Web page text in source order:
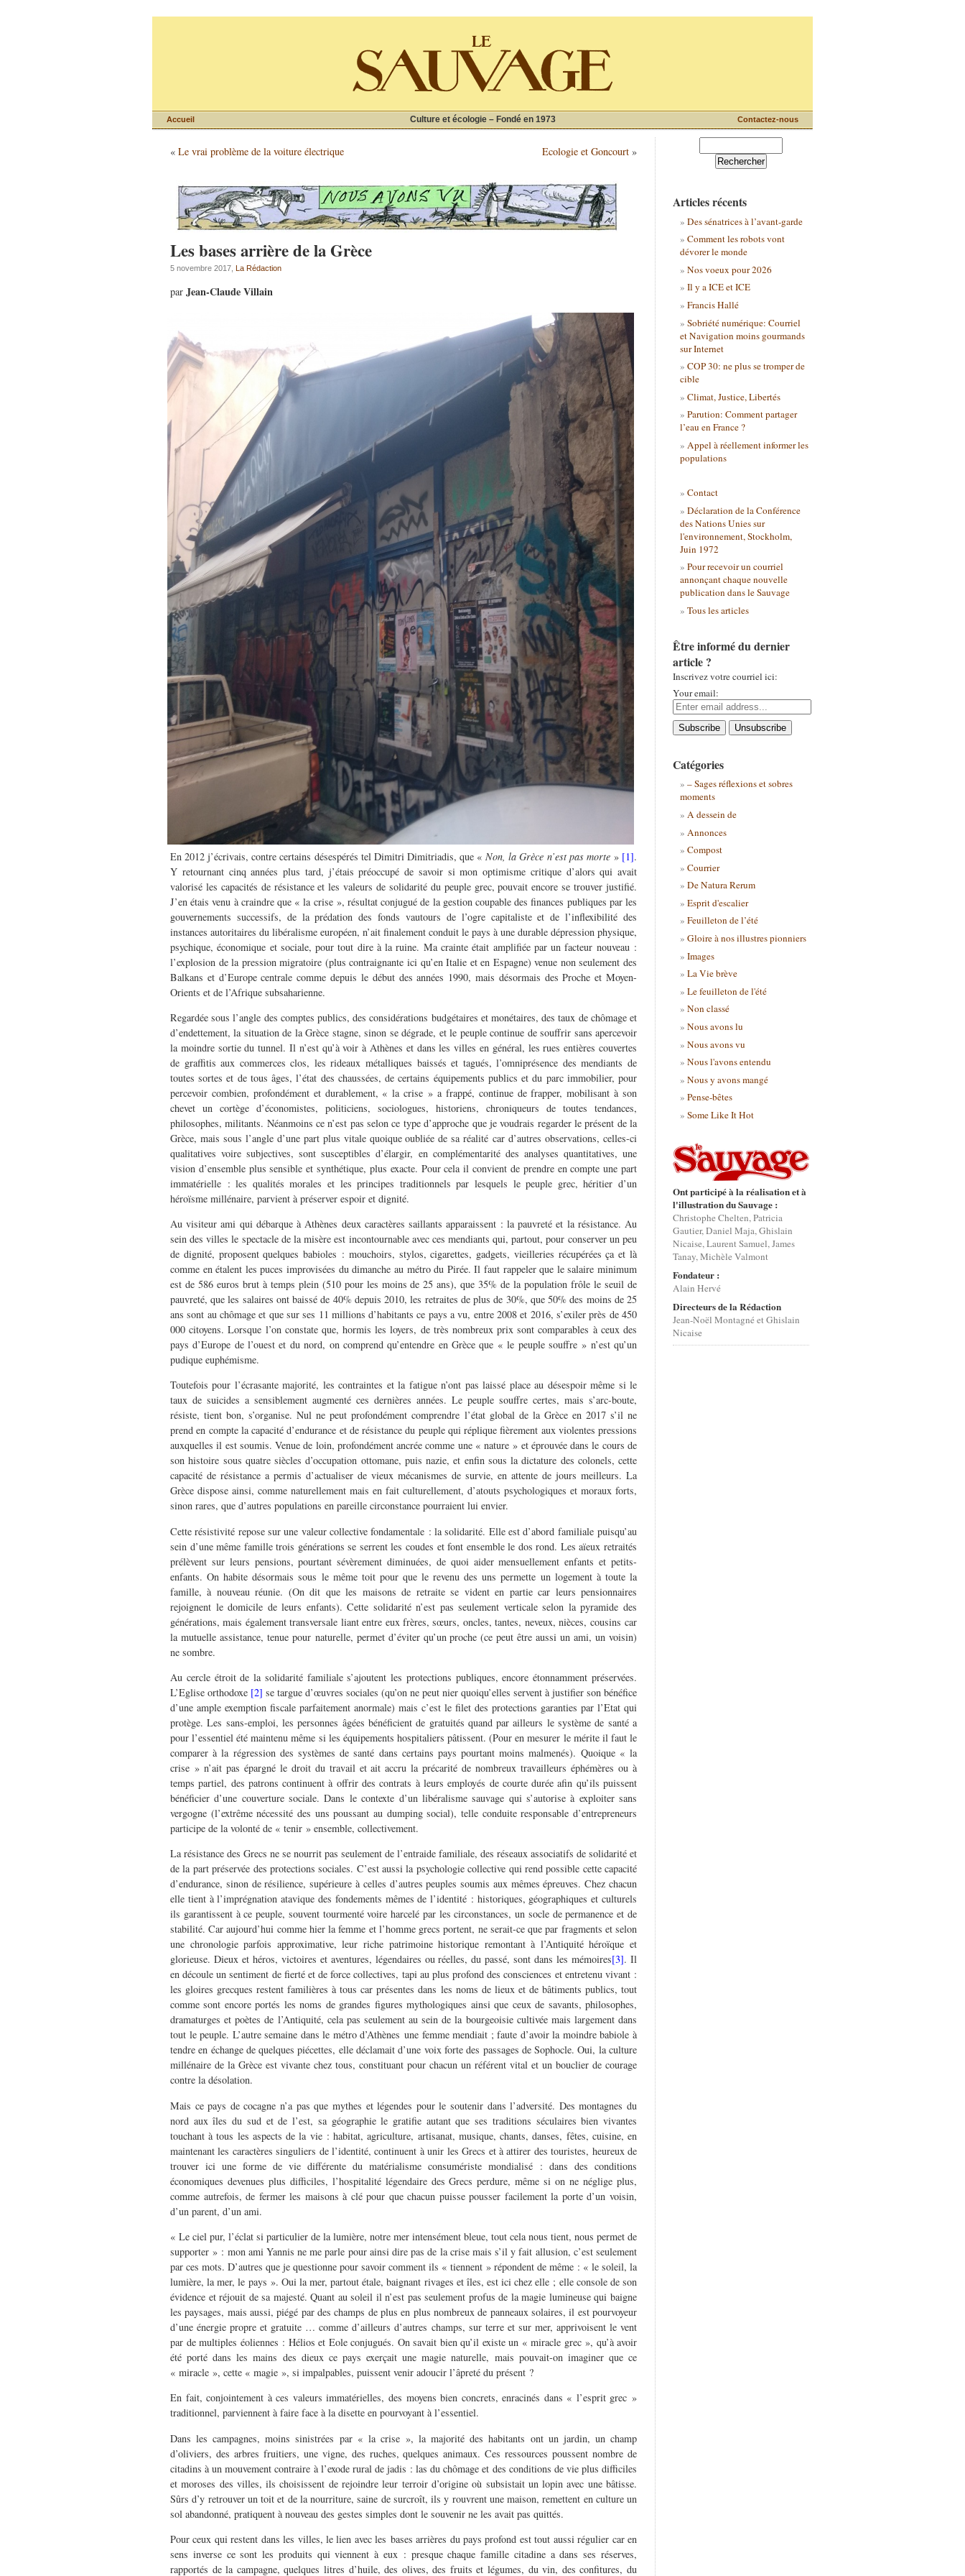
Culture et écologie – Fondé en 1973
Accueil Contactez-nous
« Le vrai problème de la voiture électrique Ecologie et Goncourt »
Les bases arrière de la Grèce
5 novembre 2017, La Rédaction
par Jean-Claude Villain
En 2012 j’écrivais, contre certains désespérés tel Dimitri Dimitriadis, que «Non, la Grèce n’est pas morte » [1].
Y retournant cinq années plus tard, j’étais préoccupé de savoir si mon optimisme critique d’alors qui avait
valorisé les capacités de résistance et les valeurs de solidarité du peuple grec, pouvait encore se trouver justifié.
J’en étais venu à craindre que « la crise », résultat conjugué de la gestion coupable des finances publiques par les
gouvernements successifs, de la prédation des fonds vautours de l’ogre capitaliste et de l’inflexibilité des
instances autoritaires du libéralisme européen, n’ait finalement conduit le pays à une durable dépression physique,
psychique, économique et sociale, pour tout dire à la ruine. Ma crainte était amplifiée par un facteur nouveau :
l’explosion de la pression migratoire (plus contraignante ici qu’en Italie et en Espagne) venue non seulement des
Balkans et d’Europe centrale comme depuis le début des années 1990, mais désormais des Proche et Moyen-
Orients et de l’Afrique subsaharienne.
Regardée sous l’angle des comptes publics, des considérations budgétaires et monétaires, des taux de chômage et
d’endettement, la situation de la Grèce stagne, sinon se dégrade, et le peuple continue de souffrir sans apercevoir
la moindre sortie du tunnel. Il n’est qu’à voir à Athènes et dans les villes en général, les rues entières couvertes
de graffitis aux commerces clos, les rideaux métalliques baissés et tagués,l’omniprésence des mendiants de
toutes sortes et de tous âges, l’état des chaussées, de certains équipements publics et du parc immobilier, pour
percevoir combien, profondément et durablement, « la crise » a frappé, continue de frapper, mobilisant à son
chevet un cortège d’économistes, politiciens, sociologues, historiens, chroniqueurs de toutes tendances,
philosophes, militants. Néanmoins ce n’est pas selon ce type d’approche que je voudrais regarder le présent de la
Grèce, mais sous l’angle d’une part plus vitale quoique oubliée de sa réalité car d’autres observations, celles-ci
qualitatives voire subjectives, sont susceptibles d’élargir, en complémentarité des analyses quantitatives, une
vision d’ensemble plus sensible et synthétique, plus exacte. Pour cela il convient de prendre en compte une part
immatérielle : les qualités morales et les principes traditionnels par lesquels le peuple grec, héritier d’un
héroïsme millénaire, parvient à préserver espoir et dignité.
Au visiteur ami qui débarque à Athènes deux caractères saillants apparaissent : la pauvreté et la résistance. Au
sein des villes le spectacle de la misère est incontournable avec ces mendiants qui, partout, pour conserver un peu
de dignité, proposent quelques babioles : mouchoirs, stylos, cigarettes, gadgets, vieilleries récupérées ça et là
comme en étalent les puces improvisées du dimanche au métro du Pirée. Il faut rappeler que le salaire minimum
est de 586 euros brut à temps plein (510 pour les moins de 25 ans), que 35% de la population frôle le seuil de
pauvreté, que les salaires ont baissé de 40% depuis 2010, les retraites de plus de 30%, que 50% des moins de 25
ans sont au chômage et que sur ses 11 millions d’habitants ce pays a vu, entre 2008 et 2016, s’exiler près de 450
000 citoyens. Lorsque l’on constate que, hormis les loyers, de très nombreux prix sont comparables à ceux des
pays d’Europe de l’ouest et du nord, on comprend qu’entendre en Grèce que « le peuple souffre » n’est qu’un
pudique euphémisme.
Toutefois pour l’écrasante majorité, les contraintes et la fatigue n’ont pas laissé place au désespoir même si le
taux de suicides a sensiblement augmenté ces dernières années. Le peuple souffre certes, mais s’arc-boute,
résiste, tient bon, s’organise. Nul ne peut profondément comprendre l’état global de la Grèce en 2017 s’il ne
prend en compte la capacité d’endurance et de résistance du peuple qui réplique fièrement aux violentes pressions
auxquelles il est soumis. Venue de loin, profondément ancrée comme une « nature » et éprouvée dans le cours de
son histoire sous quatre siècles d’occupation ottomane, puis nazie, et enfin sous la dictature des colonels, cette
capacité de résistance a permis d’actualiser de vieux mécanismes de survie, en attente de jours meilleurs. La
Grèce dispose ainsi, comme naturellement mais en fait culturellement, d’atouts psychologiques et moraux forts,
sinon rares, que d’autres populations en pareille circonstance pourraient lui envier.
Cette résistivité repose sur une valeur collective fondamentale : la solidarité. Elle est d’abord familiale puisqu’au
sein d’une même famille trois générations se serrent les coudes et font ensemble le dos rond. Les aïeux retraités
prélèvent sur leurs pensions, pourtant sévèrement diminuées, de quoi aider mensuellement enfants et petits-
enfants. On habite désormais sous le même toit pour que le revenu des uns permette un logement à toute la
famille, à nouveau réunie. (On dit que les maisons de retraite se vident en partie car leurs pensionnaires
rejoignent le domicile de leurs enfants). Cette solidarité n’est pas seulement verticale selon la pyramide des
générations, mais également transversale liant entre eux frères, sœurs, oncles, tantes, neveux, nièces, cousins car
la mutuelle assistance, tenue pour naturelle, permet d’éviter qu’un proche (ce peut être aussi un ami, un voisin)
ne sombre.
Au cercle étroit de la solidarité familiale s’ajoutent les protections publiques, encore étonnamment préservées.
L’Eglise orthodoxe [2] se targue d’œuvres sociales (qu’on ne peut nier quoiqu’elles servent à justifier son bénéfice
d’une ample exemption fiscale parfaitement anormale) mais c’est le filet des protections garanties par l’Etat qui
protège. Les sans-emploi, les personnes âgées bénéficient de gratuités quand par ailleurs le système de santé a
pour l’essentiel été maintenu même si les équipements hospitaliers pâtissent. (Pour en mesurer le mérite il faut le
comparer à la régression des systèmes de santé dans certains pays pourtant moins malmenés). Quoique « la
crise » n’ait pas épargné le droit du travail et ait accru la précarité de nombreux travailleurs éphémères ou à
temps partiel, des patrons continuent à offrir des contrats à leurs employés de courte durée afin qu’ils puissent
bénéficier d’une couverture sociale. Dans le contexte d’un libéralisme sauvage qui s’autorise à exploiter sans
vergogne (l’extrême nécessité des uns poussant au dumping social), telle conduite responsable d’entrepreneurs
participe de la volonté de « tenir » ensemble, collectivement.
La résistance des Grecs ne se nourrit pas seulement de l’entraide familiale, des réseaux associatifs de solidarité et
de la part préservée des protections sociales. C’est aussi la psychologie collective qui rend possible cette capacité
d’endurance, sinon de résilience, supérieure à celles d’autres peuples soumis aux mêmes épreuves. Chez chacun
elle tient à l’imprégnation atavique des fondements mêmes de l’identité : historiques, géographiques et culturels
ils garantissent à ce peuple, souvent tourmenté voire harcelé par les circonstances, un socle de permanence et de
stabilité. Car aujourd’hui comme hier la femme et l’homme grecs portent, ne serait-ce que par fragments et selon
une chronologie parfois approximative, leur riche patrimoine historique remontant à l’Antiquité héroïque et
glorieuse. Dieux et héros, victoires et aventures, légendaires ou réelles, du passé, sont dans les mémoires[3]. Il
en découle un sentiment de fierté et de force collectives, tapi au plus profond des consciences et entretenu vivant :
les gloires grecques restent familières à tous car présentes dans les noms de lieux et de bâtiments publics, tout
comme sont encore portés les noms de grandes figures mythologiques ainsi que ceux de savants, philosophes,
dramaturges et poètes de l’Antiquité, cela pas seulement au sein de la bourgeoisie cultivée mais largement dans
tout le peuple. L’autre semaine dans le métro d’Athènes une femme mendiait ; faute d’avoir la moindre babiole à
tendre en échange de quelques piécettes, elle déclamait d’une voix forte des passages de Sophocle. Oui, la culture
millénaire de la Grèce est vivante chez tous, constituant pour chacun un référent vital et un bouclier de courage
contre la désolation.
Mais ce pays de cocagne n’a pas que mythes et légendes pour le soutenir dans l’adversité. Des montagnes du
nord aux îles du sud et de l’est, sa géographie le gratifie autant que ses traditions séculaires bien vivantes
touchant à tous les aspects de la vie : habitat, agriculture, artisanat, musique, chants, danses, fêtes, cuisine, en
maintenant les caractères singuliers de l’identité, continuent à unir les Grecs et à attirer des touristes, heureux de
trouver ici une forme de vie différente du matérialisme consumériste mondialisé : dans des conditions
économiques devenues plus difficiles, l’hospitalité légendaire des Grecs perdure, même si on ne néglige plus,
comme autrefois, de fermer les maisons à clé pour que chacun puisse pousser facilement la porte d’un voisin,
d’un parent, d’un ami.
« Le ciel pur, l’éclat si particulier de la lumière, notre mer intensément bleue, tout cela nous tient, nous permet de
supporter » : mon ami Yannis ne me parle pour ainsi dire pas de la crise mais s’il y fait allusion, c’est seulement
par ces mots. D’autres que je questionne pour savoir comment ils « tiennent » répondent de même : « le soleil, la
lumière, la mer, le pays ». Oui la mer, partout étale, baignant rivages et îles, est ici chez elle ; elle console de son
évidence et réjouit de sa majesté. Quant au soleil il n’est pas seulement profus de la magie lumineuse qui baigne
les paysages, mais aussi, piégé par des champs de plus en plus nombreux de panneaux solaires, il est pourvoyeur
d’une énergie propre et gratuite … comme d’ailleurs d’autres champs, sur terre et sur mer, apprivoisent le vent
par de multiples éoliennes : Hélios et Eole conjugués. On savait bien qu’il existe un « miracle grec », qu’à avoir
été porté dans les mains des dieux ce pays exerçait une magie naturelle, mais pouvait-on imaginer que ce
« miracle », cette « magie », si impalpables, puissent venir adoucir l’âpreté du présent ?
En fait, conjointement à ces valeurs immatérielles, des moyens bien concrets, enracinés dans « l’esprit grec »
traditionnel, parviennent à faire face à la disette en pourvoyant à l’essentiel.
Dans les campagnes, moins sinistrées par « la crise », la majorité des habitants ont un jardin, un champ
d’oliviers, des arbres fruitiers, une vigne, des ruches, quelques animaux. Ces ressources poussent nombre de
citadins à un mouvement contraire à l’exode rural de jadis : las du chômage et des conditions de vie plus difficiles
et moroses des villes, ils choisissent de rejoindre leur terroir d’origine où subsistait un lopin avec une bâtisse.
Sûrs d’y retrouver un toit et de la nourriture, saine de surcroît, ils y rouvrent une maison, remettent en culture un
sol abandonné, pratiquent à nouveau des gestes simples dont le souvenir ne les avait pas quittés.
Pour ceux qui restent dans les villes, le lien avec les bases arrières du pays profond est tout aussi régulier car en
sens inverse ce sont les produits qui viennent à eux : presque chaque famille citadine a dans ses réserves,
rapportés de la campagne, quelques litres d’huile, des olives, des fruits et légumes, du vin, des confitures, du
Articles récents
Des sénatrices à l’avant-garde
Comment les robots vont
dévorer le monde
Nos voeux pour 2026
Il y a ICE et ICE
Francis Hallé
Sobriété numérique: Courriel
et Navigation moins gourmands
sur Internet
COP 30: ne plus se tromper de
cible
Climat, Justice, Libertés
Parution: Comment partager
l’eau en France ?
Appel à réellement informer les
populations
Contact
Déclaration de la Conférence
des Nations Unies sur
l'environnement, Stockholm,
Juin 1972
Pour recevoir un courriel
annonçant chaque nouvelle
publication dans le Sauvage
Tous les articles
Être informé du dernier
article ?
Inscrivez votre courriel ici:
Your email:
Catégories
– Sages réflexions et sobres
moments
A dessein de
Annonces
Compost
Courrier
De Natura Rerum
Esprit d'escalier
Feuilleton de l’été
Gloire à nos illustres pionniers
Images
La Vie brève
Le feuilleton de l'été
Non classé
Nous avons lu
Nous avons vu
Nous l'avons entendu
Nous y avons mangé
Pense-bêtes
Some Like It Hot
Ont participé à la réalisation et à
l'illustration du Sauvage :
Christophe Chelten, Patricia
Gautier, Daniel Maja, Ghislain
Nicaise, Laurent Samuel, James
Tanay, Michèle Valmont
Fondateur :
Alain Hervé
Directeurs de la Rédaction
Jean-Noël Montagné et Ghislain
Nicaise